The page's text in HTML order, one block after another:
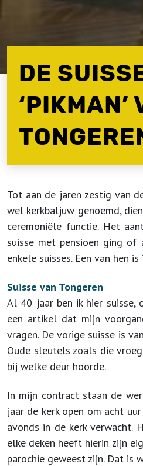
DE
Tot aan de jaren zestig van
wel kerkbaljuw genoemd,
ceremoniële functie. Het
suisse met pensioen ging of
enkele suisses. Een van hen is
Suisse van Tongeren
Al 40 jaar ben ik hier suisse,
een artikel dat mijn
vragen. De vorige suisse is
Oude sleutels zoals die
bij welke deur hoorde.
In mijn contract staan de
jaar de kerk open om acht
avonds in de kerk verwacht.
elke deken heeft hierin zijn
parochie geweest zijn. Dat